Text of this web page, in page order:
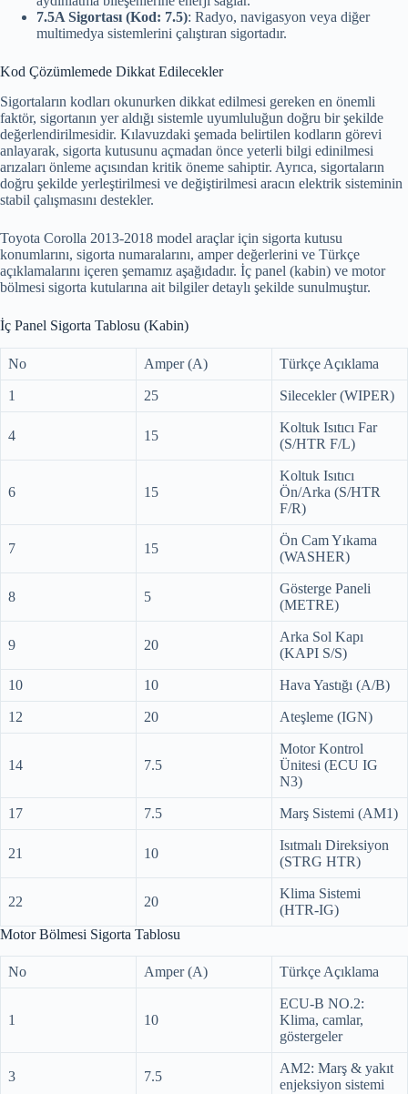
7.5A Sigortası (Kod: 7.5): Radyo, navigasyon veya diğer
multimedya sistemlerini çalıştıran sigortadır.
Kod Çözümlemede Dikkat Edilecekler
Sigortaların kodları okunurken dikkat edilmesi gereken en önemli
faktör, sigortanın yer aldığı sistemle uyumluluğun doğru bir şekilde
değerlendirilmesidir. Kılavuzdaki şemada belirtilen kodların görevi
anlayarak, sigorta kutusunu açmadan önce yeterli bilgi edinilmesi
arızaları önleme açısından kritik öneme sahiptir. Ayrıca, sigortaların
doğru şekilde yerleştirilmesi ve değiştirilmesi aracın elektrik sisteminin
stabil çalışmasını destekler.
Toyota Corolla 2013-2018 model araçlar için sigorta kutusu
konumlarını, sigorta numaralarını, amper değerlerini ve Türkçe
açıklamalarını içeren şemamız aşağıdadır. İç panel (kabin) ve motor
bölmesi sigorta kutularına ait bilgiler detaylı şekilde sunulmuştur.
İç Panel Sigorta Tablosu (Kabin)
No Amper (A) Türkçe Açıklama
1 25 Silecekler (WIPER)
4 15
Koltuk Isıtıcı Far
(S/HTR F/L)
6 15
Koltuk Isıtıcı
Ön/Arka (S/HTR
F/R)
7 15
Ön Cam Yıkama
(WASHER)
8 5
Gösterge Paneli
(METRE)
9 20
Arka Sol Kapı
(KAPI S/S)
10 10 Hava Yastığı (A/B)
12 20 Ateşleme (IGN)
14 7.5
Motor Kontrol
Ünitesi (ECU IG
N3)
17 7.5 Marş Sistemi (AM1)
21 10
Isıtmalı Direksiyon
(STRG HTR)
22 20
Klima Sistemi
(HTR‑IG)
Motor Bölmesi Sigorta Tablosu
No Amper (A) Türkçe Açıklama
1 10
ECU‑B NO.2:
Klima, camlar,
göstergeler
3 7.5
AM2: Marş & yakıt
enjeksiyon sistemi